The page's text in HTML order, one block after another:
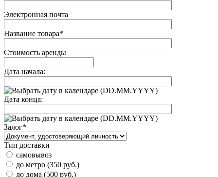
Электронная почта
Название товара*
Стоимость аренды
Дата начала:
(DD.MM.YYYY)
Дата конца:
(DD.MM.YYYY)
Залог*
Тип доставки
самовывоз
до метро (350 руб.)
до дома (500 руб.)